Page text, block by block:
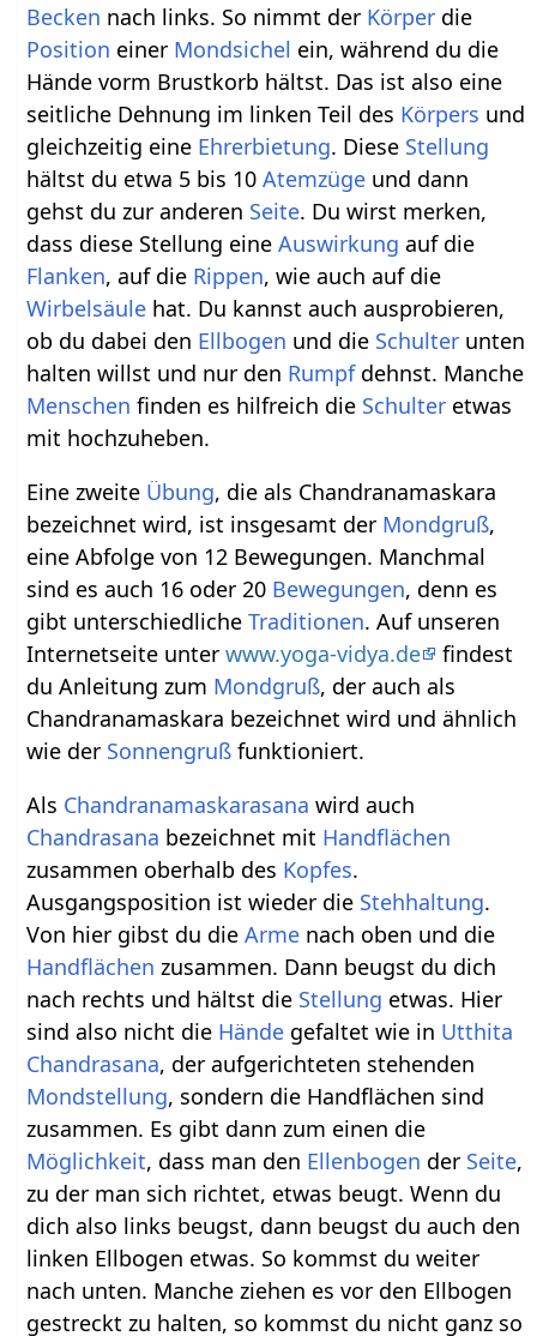
Becken nach links. So nimmt der Körper die
Position einer Mondsichel ein, während du die
Hände vorm Brustkorb hältst. Das ist also eine
seitliche Dehnung im linken Teil des Körpers und
gleichzeitig eine Ehrerbietung. Diese Stellung
hältst du etwa 5 bis 10Atemzüge und dann
gehst du zur anderen Seite. Du wirst merken,
dass diese Stellung eineAuswirkung auf die
Flanken, auf die Rippen, wie auch auf die
Wirbelsäule hat. Du kannst auch ausprobieren,
ob du dabei den Ellbogen und die Schulter unten
halten willst und nur den Rumpfdehnst. Manche
Menschen finden es hilfreich die Schulter etwas
mit hochzuheben.
Eine zweite Übung, die als Chandranamaskara
bezeichnet wird, ist insgesamt der Mondgruß,
eine Abfolge von 12 Bewegungen. Manchmal
sind es auch 16 oder 20 Bewegungen, denn es
gibt unterschiedlicheTraditionen. Auf unseren
Internetseite unterwww.yoga-vidya.de
findest
du Anleitung zum Mondgruß, der auch als
Chandranamaskara bezeichnet wird und ähnlich
wie der Sonnengruß funktioniert.
Als Chandranamaskarasana wird auch
Chandrasana bezeichnet mit Handflächen
zusammen oberhalb des Kopfes.
Ausgangsposition ist wieder die Stehhaltung.
Von hier gibst du dieArme nach oben und die
Handflächen zusammen. Dann beugst du dich
nach rechts und hältst die Stellung etwas. Hier
sind also nicht die Hände gefaltet wie in Utthita
Chandrasana, der aufgerichteten stehenden
Mondstellung, sondern die Handflächen sind
zusammen. Es gibt dann zum einen die
Möglichkeit, dass man den Ellenbogen der Seite,
zu der man sich richtet, etwas beugt. Wenn du
dich also links beugst, dann beugst du auch den
linken Ellbogen etwas. So kommst du weiter
nach unten. Manche ziehen es vor den Ellbogen
gestreckt zu halten, so kommst du nicht ganz so